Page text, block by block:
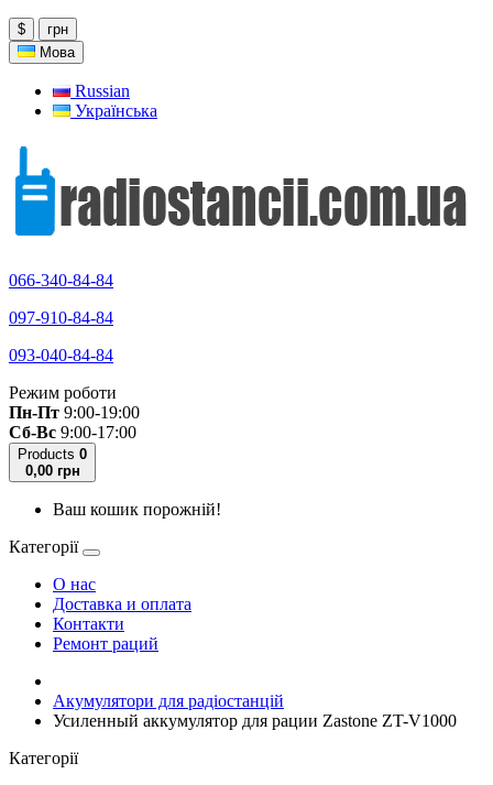
$
грн
Мова
Russian
Українська
066-340-84-84
097-910-84-84
093-040-84-84
Режим роботи
Пн-Пт 9:00-19:00
Сб-Вс 9:00-17:00
Products 0
0,00 грн
Ваш кошик порожній!
Категорії
О нас
Доставка и оплата
Контакти
Ремонт раций
Акумулятори для радіостанцій
Усиленный аккумулятор для рации Zastone ZT-V1000
Категорії